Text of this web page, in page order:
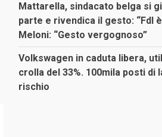
Mattarella, sindacato belga si
parte e rivendica il gesto: “FdI
Meloni: “Gesto vergognoso”
Volkswagen in caduta libera,
crolla del 33%. 100mila posti di
rischio